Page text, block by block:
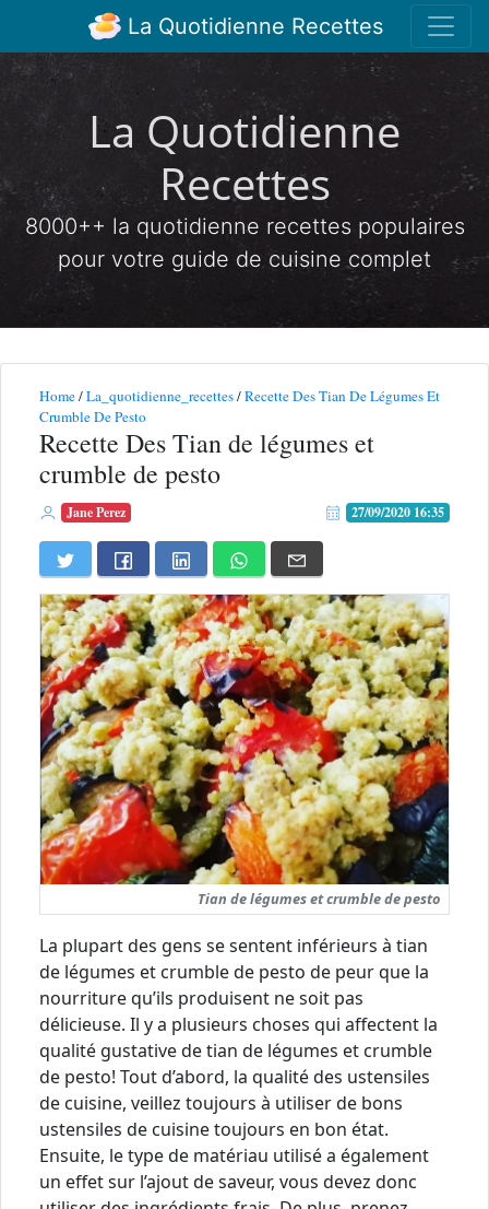
La Quotidienne Recettes
La Quotidienne
Recettes
8000++ la quotidienne recettes populaires
pour votre guide de cuisine complet
Home/La_quotidienne_recettes/Recette Des Tian De Légumes Et
Crumble De Pesto
Recette Des Tian de légumes et
crumble de pesto
Jane Perez 27/09/2020 16:35
Tian de légumes et crumble de pesto
La plupart des gens se sentent inférieurs à tian
de légumes et crumble de pesto de peur que la
nourriture qu’ils produisent ne soit pas
délicieuse. Il y a plusieurs choses qui affectent la
qualité gustative de tian de légumes et crumble
de pesto! Tout d’abord, la qualité des ustensiles
de cuisine, veillez toujours à utiliser de bons
ustensiles de cuisine toujours en bon état.
Ensuite, le type de matériau utilisé a également
un effet sur l’ajout de saveur, vous devez donc